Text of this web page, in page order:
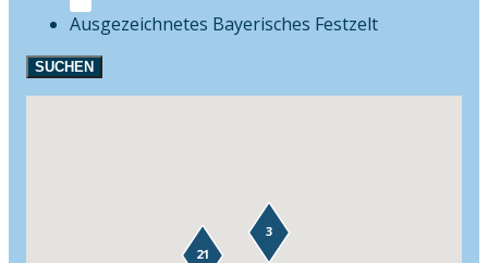
Festzelt
SUCHEN
21
3